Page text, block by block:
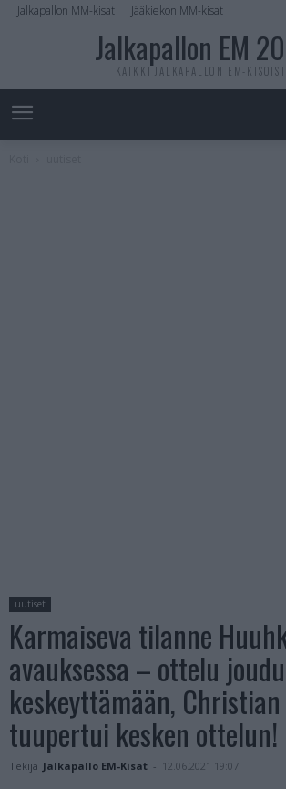
Jalkapallon MM-kisat Jääkiekon MM-kisat
Jalkapallon EM
KAIKKI JALKAPALLON EM-
uutiset
Karmaiseva tilanne
avauksessa – ottelu
keskeyttämään,
tuupertui kesken ottelun!
Tekijä Jalkapallo EM-Kisat - 12.06.2021 19:07